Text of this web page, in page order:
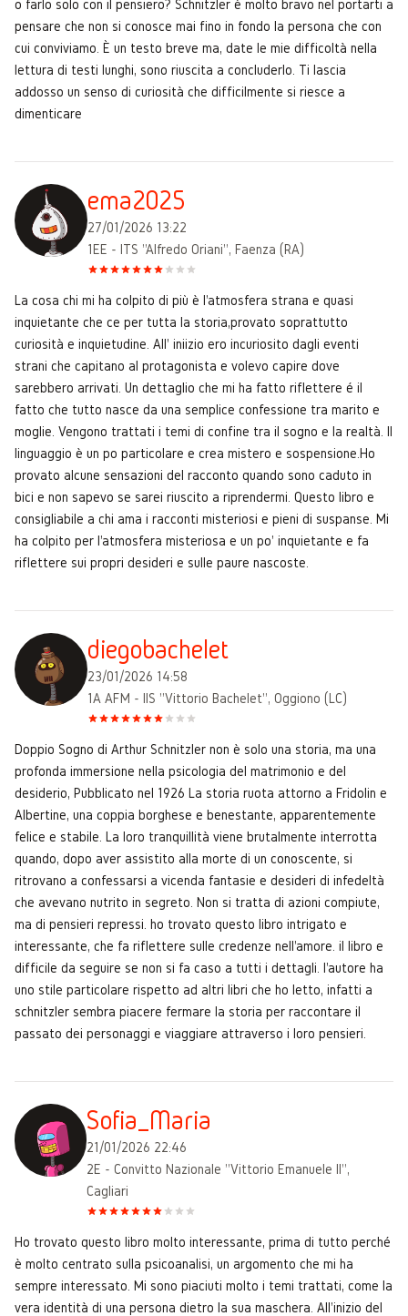
o farlo solo con il pensiero? Schnitzler è molto bravo nel portarti a
pensare che non si conosce mai fino in fondo la persona che con
cui conviviamo. È un testo breve ma, date le mie difficoltà nella
lettura di testi lunghi, sono riuscita a concluderlo. Ti lascia
addosso un senso di curiosità che difficilmente si riesce a
dimenticare
ema2025
27/01/2026 13:22
1EE - ITS "Alfredo Oriani", Faenza (RA)
La cosa chi mi ha colpito di più è l'atmosfera strana e quasi
inquietante che ce per tutta la storia,provato soprattutto
curiosità e inquietudine. All' iniizio ero incuriosito dagli eventi
strani che capitano al protagonista e volevo capire dove
sarebbero arrivati. Un dettaglio che mi ha fatto riflettere é il
fatto che tutto nasce da una semplice confessione tra marito e
moglie. Vengono trattati i temi di confine tra il sogno e la realtà. Il
linguaggio è un po particolare e crea mistero e sospensione.Ho
provato alcune sensazioni del racconto quando sono caduto in
bici e non sapevo se sarei riuscito a riprendermi. Questo libro e
consigliabile a chi ama i racconti misteriosi e pieni di suspanse. Mi
ha colpito per l'atmosfera misteriosa e un po' inquietante e fa
riflettere sui propri desideri e sulle paure nascoste.
diegobachelet
23/01/2026 14:58
1A AFM - IIS "Vittorio Bachelet", Oggiono (LC)
Doppio Sogno di Arthur Schnitzler non è solo una storia, ma una
profonda immersione nella psicologia del matrimonio e del
desiderio, Pubblicato nel 1926 La storia ruota attorno a Fridolin e
Albertine, una coppia borghese e benestante, apparentemente
felice e stabile. La loro tranquillità viene brutalmente interrotta
quando, dopo aver assistito alla morte di un conoscente, si
ritrovano a confessarsi a vicenda fantasie e desideri di infedeltà
che avevano nutrito in segreto. Non si tratta di azioni compiute,
ma di pensieri repressi. ho trovato questo libro intrigato e
interessante, che fa riflettere sulle credenze nell'amore. il libro e
difficile da seguire se non si fa caso a tutti i dettagli. l'autore ha
uno stile particolare rispetto ad altri libri che ho letto, infatti a
schnitzler sembra piacere fermare la storia per raccontare il
passato dei personaggi e viaggiare attraverso i loro pensieri.
Sofia_Maria
21/01/2026 22:46
2E - Convitto Nazionale "Vittorio Emanuele II",
Cagliari
Ho trovato questo libro molto interessante, prima di tutto perché
è molto centrato sulla psicoanalisi, un argomento che mi ha
sempre interessato. Mi sono piaciuti molto i temi trattati, come la
vera identità di una persona dietro la sua maschera. All'inizio del